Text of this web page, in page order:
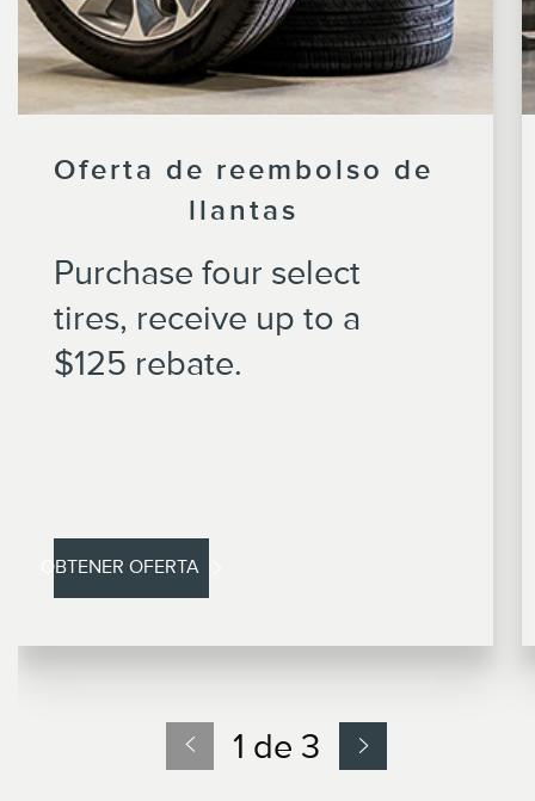
Oferta de reembolso de
llantas
Purchase four select
tires, receive up to a
$125 rebate.
OBTENER OFERTA
1 de 3